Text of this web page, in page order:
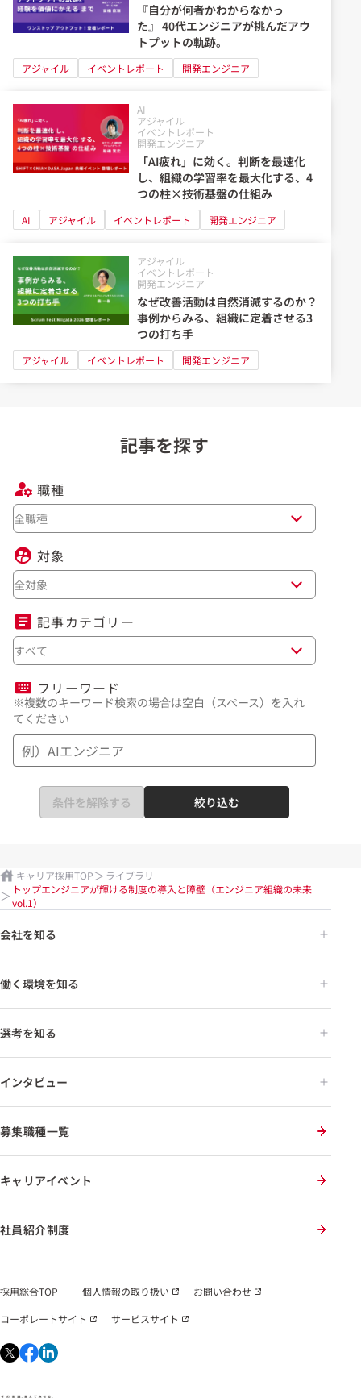
『自分が何者かわからなかっ
た』 40代エンジニアが挑んだアウ
トプットの軌跡。
アジャイル イベントレポート 開発エンジニア
AI
アジャイル
イベントレポート
開発エンジニア
「AI疲れ」に効く。判断を最速化
し、組織の学習率を最大化する、4
つの柱×技術基盤の仕組み
AI アジャイル イベントレポート 開発エンジニア
アジャイル
イベントレポート
開発エンジニア
なぜ改善活動は自然消滅するのか？
事例からみる、組織に定着させる3
つの打ち手
アジャイル イベントレポート 開発エンジニア
記事を探す
職種
全職種
対象
全対象
記事カテゴリー
すべて
フリーワード
※複数のキーワード検索の場合は空白（スペース）を入れ
てください
条件を解除する 絞り込む
キャリア採用TOP
ライブラリ
トップエンジニアが輝ける制度の導入と障壁（エンジニア組織の未来
vol.1）
会社を知る
働く環境を知る
選考を知る
インタビュー
募集職種一覧
キャリアイベント
社員紹介制度
採用総合TOP 個人情報の取り扱い
お問い合わせ
コーポレートサイト
サービスサイト